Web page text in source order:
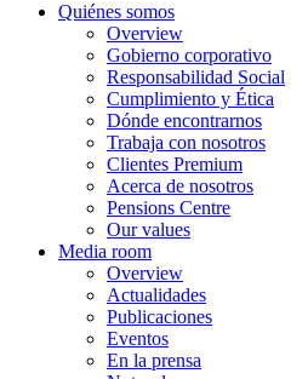
Quiénes somos
Overview
Gobierno corporativo
Responsabilidad Social
Cumplimiento y Ética
Dónde encontrarnos
Trabaja con nosotros
Clientes Premium
Acerca de nosotros
Pensions Centre
Our values
Media room
Overview
Actualidades
Publicaciones
Eventos
En la prensa